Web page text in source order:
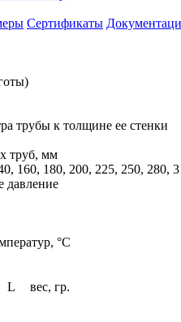
Сертификаты
трубы к толщине ее стенки
труб, мм
160, 180, 200, 225, 250, 280,
давление
°С
L вес, гр.